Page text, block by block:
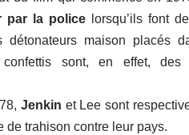
par la police lorsqu’ils font
détonateurs maison placés
sont, en effet,
Jenkin et Lee sont
de trahison contre leur pays.